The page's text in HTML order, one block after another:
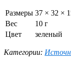
Размеры 37 × 32 ×
Вес
10 г
Цвет
зеленый
Категории: